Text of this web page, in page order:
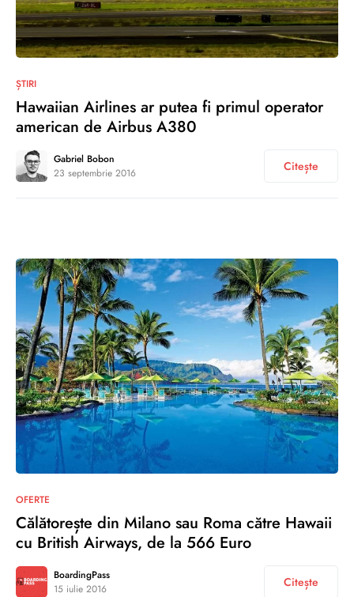
ȘTIRI
Hawaiian Airlines ar putea fi primul operator
american de Airbus A380
Gabriel Bobon
23 septembrie 2016
Citește
OFERTE
Călătorește din Milano sau Roma către Hawaii
cu British Airways, de la 566 Euro
BoardingPass
15 iulie 2016
Citește